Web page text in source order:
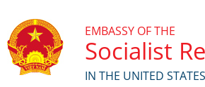
EMBASSY OF THE
Socialist
IN THE UNITED